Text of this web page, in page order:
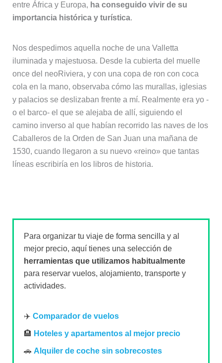
entre África y Europa, ha conseguido vivir de su
importancia histórica y turística.
Nos despedimos aquella noche de una Valletta
iluminada y majestuosa. Desde la cubierta del muelle
once del neoRiviera, y con una copa de ron con coca
cola en la mano, observaba cómo las murallas, iglesias
y palacios se deslizaban frente a mí. Realmente era yo -
o el barco- el que se alejaba de allí, siguiendo el
camino inverso al que habían recorrido las naves de los
Caballeros de la Orden de San Juan una mañana de
1530, cuando llegaron a su nuevo «reino» que tantas
líneas escribiría en los libros de historia.
Para organizar tu viaje de forma sencilla y al
mejor precio, aquí tienes una selección de
herramientas que utilizamos habitualmente
para reservar vuelos, alojamiento, transporte y
actividades.
✈️ Comparador de vuelos
🏨 Hoteles y apartamentos al mejor precio
🚗 Alquiler de coche sin sobrecostes